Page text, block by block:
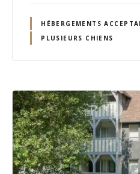
HÉBERGEMENTS
PLUSIEURS CHIENS